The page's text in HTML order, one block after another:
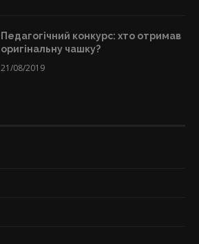
Педагогічний конкурс: хто отримав
оригінальну чашку?
21/08/2019